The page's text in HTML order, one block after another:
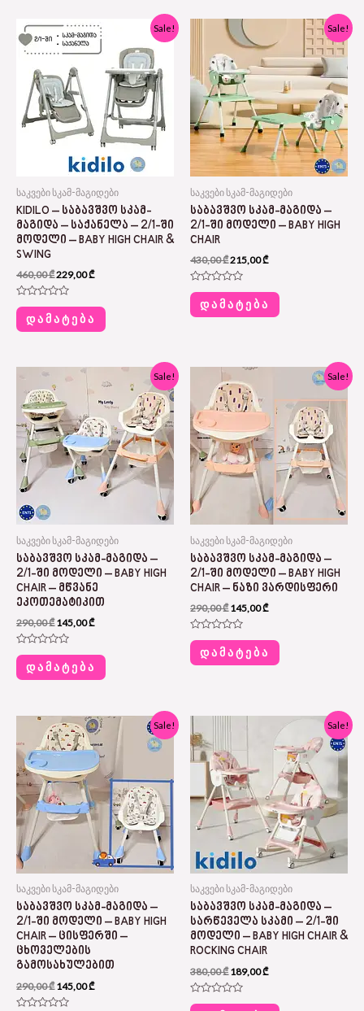
Sale!
საკვები სკამ-მაგიდები
KIDILO – ᲡᲐᲑᲐᲕᲨᲕᲝ ᲡᲙᲐᲛ-
ᲛᲐᲒᲘᲓᲐ – ᲡᲐᲥᲐᲜᲔᲚᲐ – 2/1-ᲨᲘ
ᲛᲝᲓᲔᲚᲘ – BABY HIGH CHAIR &
SWING
460,00₾
Original
price
was:
229,00₾
Current
price
229,00 ₾.
Rated
0
out
of
ᲓᲐᲛᲐᲢᲔᲑᲐ
Sale!
საკვები სკამ-მაგიდები
ᲡᲐᲑᲐᲕᲨᲕᲝ ᲡᲙᲐᲛ-ᲛᲐᲒᲘᲓᲐ –
2/1-ᲨᲘ ᲛᲝᲓᲔᲚᲘ – BABY HIGH
CHAIR
430,00₾
Original
price
was:
430,00 ₾.
215,00₾
is:
215,00 ₾.
Rated
0
out
of
ᲓᲐᲛᲐᲢᲔᲑᲐ
Sale!
საკვები სკამ-მაგიდები
ᲡᲐᲑᲐᲕᲨᲕᲝ ᲡᲙᲐᲛ-ᲛᲐᲒᲘᲓᲐ –
2/1-ᲨᲘ ᲛᲝᲓᲔᲚᲘ – BABY HIGH
CHAIR – ᲛᲬᲕᲐᲜᲔ
ᲔᲙᲝᲗᲔᲛᲐᲢᲘᲙᲘᲗ
290,00₾
Original
price
was:
290,00 ₾.
145,00₾
Current
price
is:
145,00 ₾.
Rated
out
of
ᲓᲐᲛᲐᲢᲔᲑᲐ
Sale!
საკვები სკამ-მაგიდები
ᲡᲐᲑᲐᲕᲨᲕᲝ ᲡᲙᲐᲛ-ᲛᲐᲒᲘᲓᲐ –
2/1-ᲨᲘ ᲛᲝᲓᲔᲚᲘ – BABY HIGH
CHAIR – ᲜᲐᲖᲘ ᲕᲐᲠᲓᲘᲡᲤᲔᲠᲘ
290,00₾
Original
price
was:
290,00 ₾.
145,00₾
is:
145,00 ₾.
Rated
out
of
ᲓᲐᲛᲐᲢᲔᲑᲐ
Sale!
საკვები სკამ-მაგიდები
ᲡᲐᲑᲐᲕᲨᲕᲝ ᲡᲙᲐᲛ-ᲛᲐᲒᲘᲓᲐ –
2/1-ᲨᲘ ᲛᲝᲓᲔᲚᲘ – BABY HIGH
CHAIR – ᲪᲘᲡᲤᲔᲠᲨᲘ –
ᲪᲮᲝᲕᲔᲚᲔᲑᲘᲡ
ᲒᲐᲛᲝᲡᲐᲮᲣᲚᲔᲑᲘᲗ
290,00₾
Original
price
was:
290,00 ₾.
145,00₾
Current
price
is:
145,00 ₾.
Sale!
საკვები სკამ-მაგიდები
ᲡᲐᲑᲐᲕᲨᲕᲝ ᲡᲙᲐᲛ-ᲛᲐᲒᲘᲓᲐ –
ᲡᲐᲠᲬᲔᲕᲔᲚᲐ ᲡᲙᲐᲛᲘ – 2/1-ᲨᲘ
ᲛᲝᲓᲔᲚᲘ – BABY HIGH CHAIR &
ROCKING CHAIR
380,00₾
price
380,00 ₾.
189,00₾
Current
price
is:
189,00 ₾.
Rated